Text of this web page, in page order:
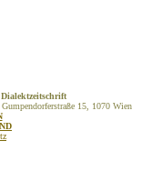
15, 1070 Wien